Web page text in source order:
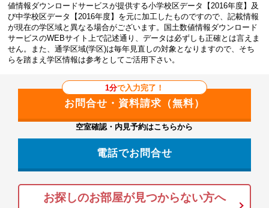
値情報ダウンロードサービスが提供する小学校区データ【2016年度】及
び中学校区データ【2016年度】を元に加工したものですので、記載情報
が現在の学区域と異なる場合がございます。国土数値情報ダウンロード
サービスのWEBサイト上で記述通り、データは必ずしも正確とは言えま
せん。また、通学区域(学区)は毎年見直しの対象となりますので、そち
らを踏まえ学区情報は参考としてご活用下さい。
1分で入力完了！
空室確認・内見予約はこちらから
電話でお問合せ
お探しのお部屋が見つからない方へ